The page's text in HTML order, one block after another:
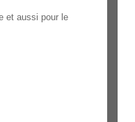
et aussi pour le